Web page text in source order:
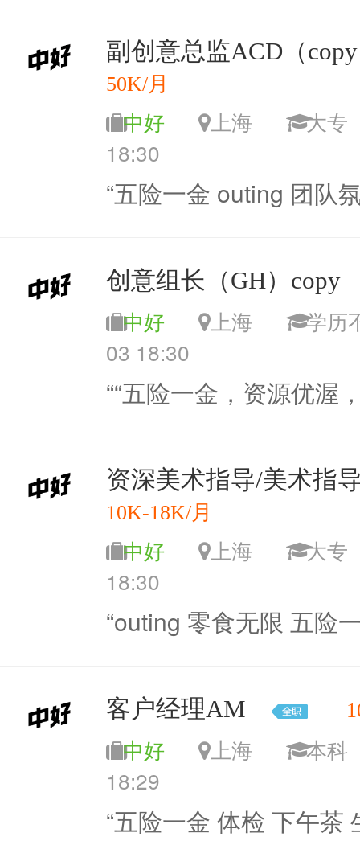
副创意总监ACD（copy
50K/月
中好 上海
大
18:30
“五险一金 outing 团队
创意组长（GH）copy
中好 上海
学
03 18:30
““五险一金，资源优渥
资深美术指导/美术指
10K-18K/月
中好 上海
大
18:30
“outing 零食无限 五险
客户经理AM
中好 上海
本
18:29
“五险一金 体检 下午茶